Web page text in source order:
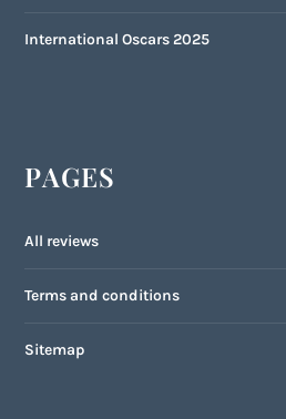
International Oscars 2025
PAGES
All reviews
Terms and conditions
Sitemap